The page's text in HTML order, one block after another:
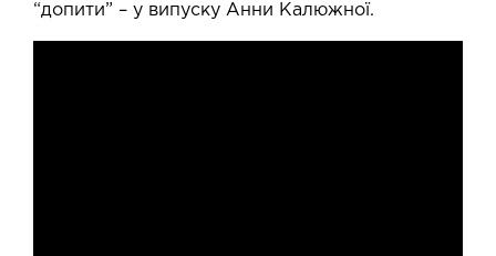
“допити” – у випуску Анни Калюжної.